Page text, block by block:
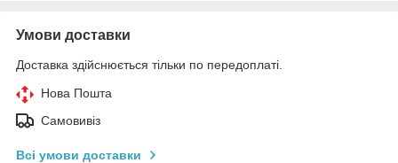
Умови доставки
Доставка здійснюється тільки по передоплаті.
Нова Пошта
Самовивіз
Всі умови доставки